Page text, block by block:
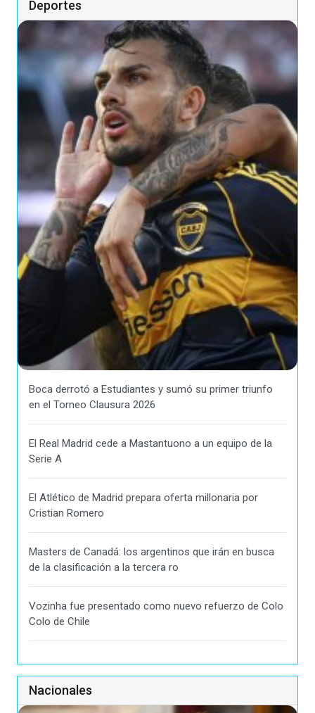
Deportes
Boca derrotó a Estudiantes y sumó su primer triunfo
en el Torneo Clausura 2026
El Real Madrid cede a Mastantuono a un equipo de la
Serie A
El Atlético de Madrid prepara oferta millonaria por
Cristian Romero
Masters de Canadá: los argentinos que irán en busca
de la clasificación a la tercera ro
Vozinha fue presentado como nuevo refuerzo de Colo
Colo de Chile
Nacionales